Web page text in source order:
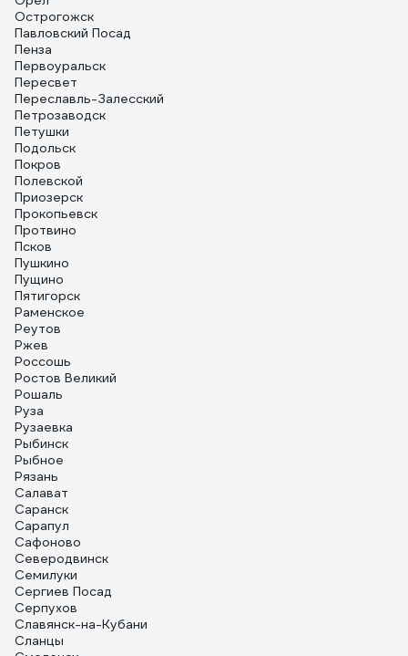
Острогожск
Павловский Посад
Пенза
Первоуральск
Пересвет
Переславль-Залесский
Петрозаводск
Петушки
Подольск
Покров
Полевской
Приозерск
Прокопьевск
Протвино
Псков
Пушкино
Пущино
Пятигорск
Раменское
Реутов
Ржев
Россошь
Ростов Великий
Рошаль
Руза
Рузаевка
Рыбинск
Рыбное
Рязань
Салават
Саранск
Сарапул
Сафоново
Северодвинск
Семилуки
Сергиев Посад
Серпухов
Славянск-на-Кубани
Сланцы